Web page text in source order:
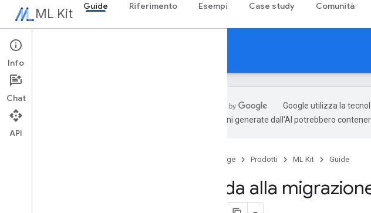
ML Kit Guide Riferimento Esempi Case study Comunità
Guide
Panoramica
Google utilizza la
traduzioni generate dall'AI potrebbero
Home page Prodotti ML Kit Guide
Guida alla
Info
Chat
API